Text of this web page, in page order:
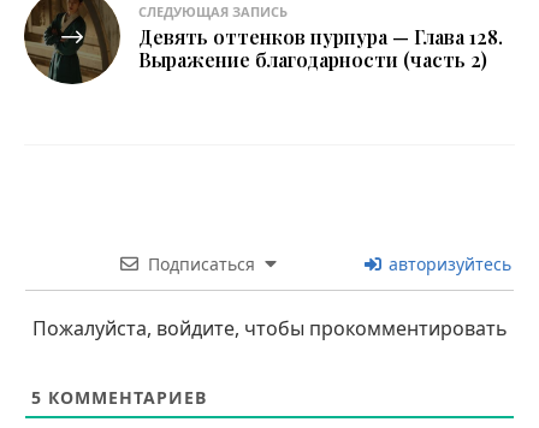
СЛЕДУЮЩАЯ ЗАПИСЬ
Девять оттенков пурпура — Глава 128.
Выражение благодарности (часть 2)
Подписаться авторизуйтесь
Пожалуйста, войдите, чтобы прокомментировать
5 КОММЕНТАРИЕВ